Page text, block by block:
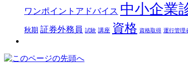
ワンポイントアドバイス 中小企業
秋期 証券外務員 試験 講座 資格 資格取得 運行管理